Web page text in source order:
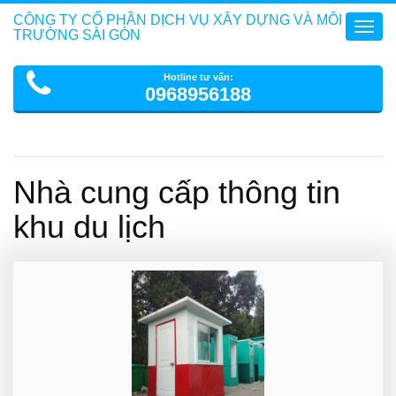
CÔNG TY CỔ PHẦN DỊCH VỤ XÂY DỰNG VÀ MÔI
TRƯỜNG SÀI GÒN
Hotline tư vấn:
0968956188
Nhà cung cấp thông tin
khu du lịch